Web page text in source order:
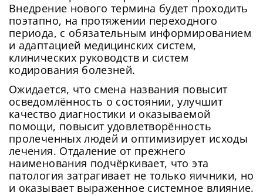
Внедрение нового термина будет проходить
поэтапно, на протяжении переходного
периода, с обязательным информированием
и адаптацией медицинских систем,
клинических руководств и систем
кодирования болезней.
Ожидается, что смена названия повысит
осведомлённость о состоянии, улучшит
качество диагностики и оказываемой
помощи, повысит удовлетворённость
пролеченных людей и оптимизирует исходы
лечения. Отдаление от прежнего
наименования подчёркивает, что эта
патология затрагивает не только яичники, но
и оказывает выраженное системное влияние.